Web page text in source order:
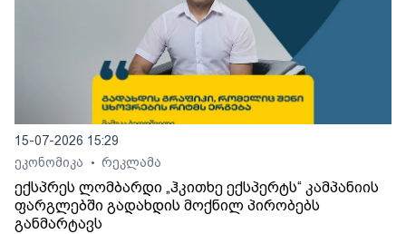
15-07-2026 15:29
ეკონომიკა
• რეკლამა
ექსპრეს ლომბარდი „ჰკითხე ექსპერტს“ კამპანიის
ფარგლებში გადახდის მოქნილ პირობებს
განმარტავს